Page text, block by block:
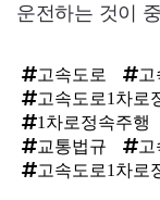
운전하는 것이
고속도로
고속도로1차로
1차로정속주행
교통법규
고속도로1차로